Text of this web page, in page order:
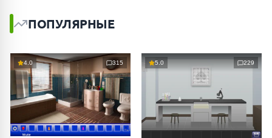
ПОПУЛЯРНЫЕ
4.0 315 5.0 229